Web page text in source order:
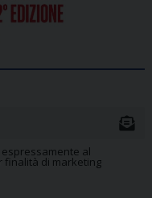
al
finalità di marketing